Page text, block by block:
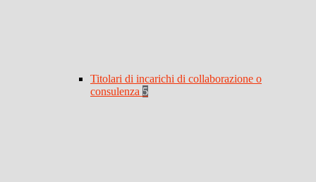
Titolari di incarichi di collaborazione o
consulenza 5